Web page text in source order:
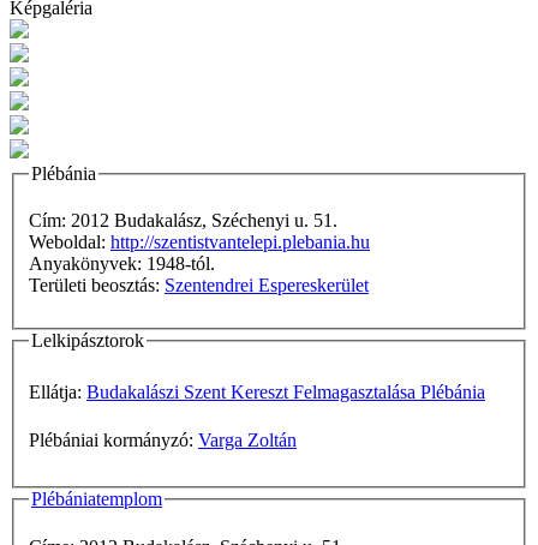
Képgaléria
Plébánia
Cím: 2012 Budakalász, Széchenyi u. 51.
Weboldal: http://szentistvantelepi.plebania.hu
Anyakönyvek: 1948-tól.
Területi beosztás: Szentendrei Espereskerület
Lelkipásztorok
Ellátja: Budakalászi Szent Kereszt Felmagasztalása Plébánia
Plébániai kormányzó: Varga Zoltán
Plébániatemplom